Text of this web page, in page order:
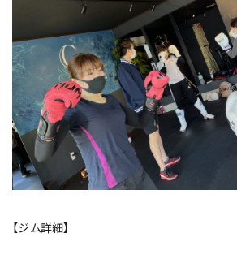
【ジム詳細】